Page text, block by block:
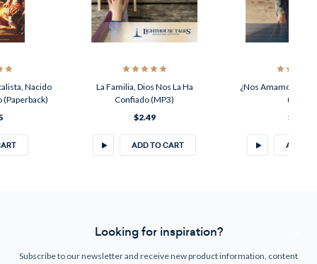
Nacido
(Paperback)
La Familia, Dios Nos La Ha
Confiado (MP3)
$2.49
ADD TO CART
¿Nos Amamos O
(MP3)
$2.49
ADD
Looking for inspiration?
Subscribe to our newsletter and receive new product information, content